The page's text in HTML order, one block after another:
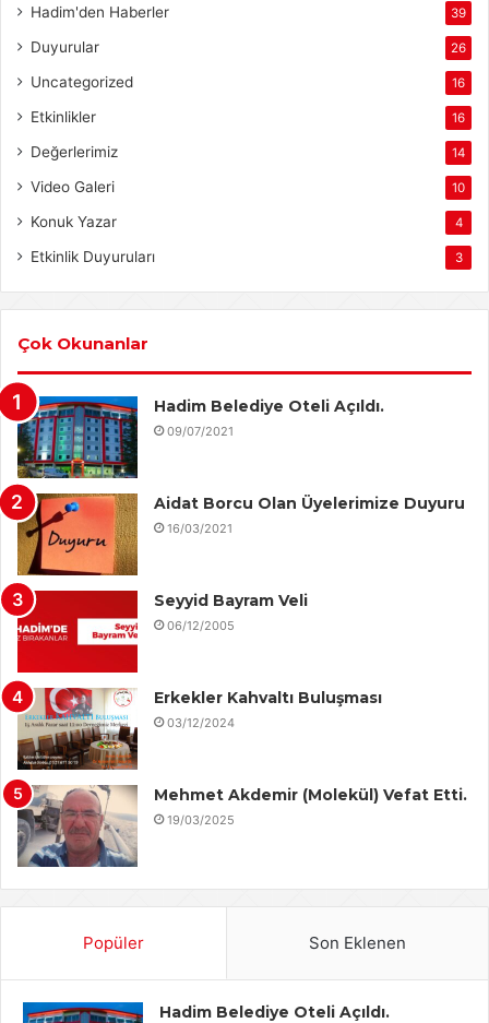
Hadim'den Haberler 39
Duyurular 26
Uncategorized 16
Etkinlikler 16
Değerlerimiz 14
Video Galeri 10
Konuk Yazar 4
Etkinlik Duyuruları 3
Çok Okunanlar
Hadim Belediye Oteli Açıldı.
09/07/2021
Aidat Borcu Olan Üyelerimize Duyuru
16/03/2021
Seyyid Bayram Veli
06/12/2005
Erkekler Kahvaltı Buluşması
03/12/2024
Mehmet Akdemir (Molekül) Vefat Etti.
19/03/2025
Popüler Son Eklenen
Hadim Belediye Oteli Açıldı.